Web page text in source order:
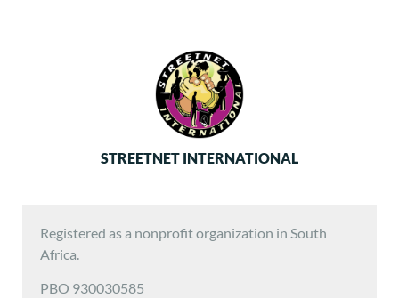
STREETNET INTERNATIONAL
Registered as a nonprofit organization in South
Africa.
PBO 930030585